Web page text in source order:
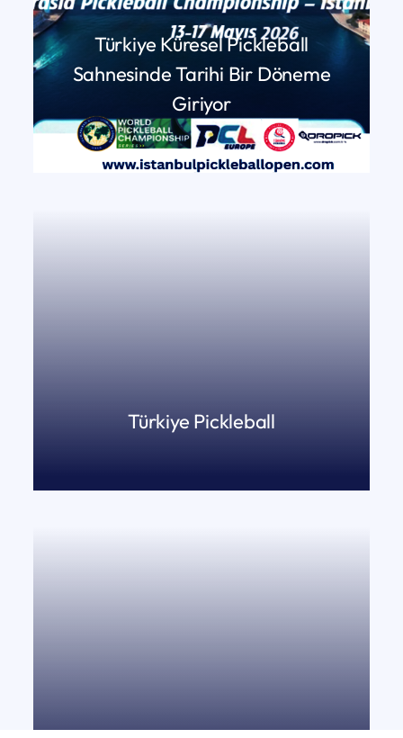
Türkiye Küresel Pickleball
Sahnesinde Tarihi Bir Döneme
Giriyor
DEVAMINI OKU
Türkiye Pickleball